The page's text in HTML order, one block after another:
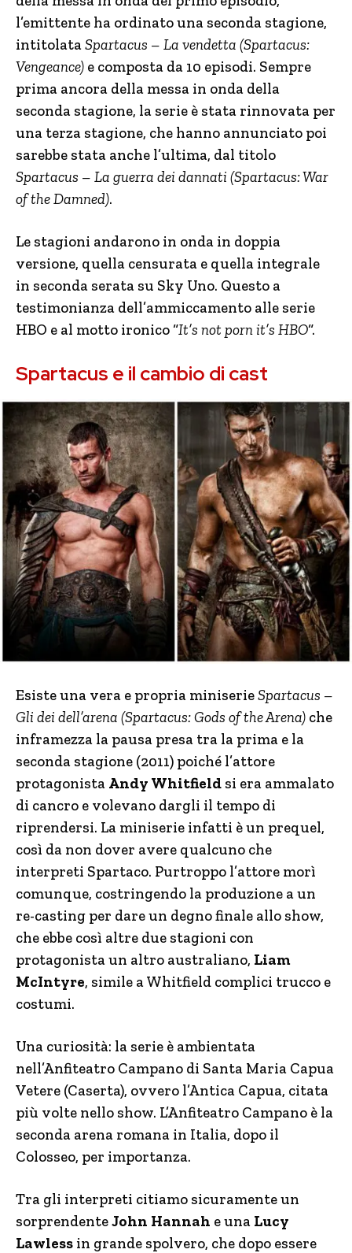
l’emittente ha ordinato una seconda stagione,
intitolataSpartacus – La vendetta (Spartacus:
Vengeance) e composta da 10 episodi. Sempre
prima ancora della messa in onda della
seconda stagione, la serie è stata rinnovata per
una terza stagione, che hanno annunciato poi
sarebbe stata anche l’ultima, dal titolo
Spartacus – La guerra dei dannati (Spartacus: War
of the Damned).
Le stagioni andarono in onda in doppia
versione, quella censurata e quella integrale
in seconda serata su Sky Uno. Questo a
testimonianza dell’ammiccamento alle serie
HBO e al motto ironico “It’s not porn it’s HBO“.
Spartacus e il cambio di cast
Esiste una vera e propria miniserieSpartacus –
Gli dei dell’arena (Spartacus: Gods of the Arena) che
inframezza la pausa presa tra la prima e la
seconda stagione (2011) poiché l’attore
protagonista Andy Whitfield si era ammalato
di cancro e volevano dargli il tempo di
riprendersi. La miniserie infatti è un prequel,
così da non dover avere qualcuno che
interpreti Spartaco. Purtroppo l’attore morì
comunque, costringendo la produzione a un
re-casting per dare un degno finale allo show,
che ebbe così altre due stagioni con
protagonista un altro australiano, Liam
McIntyre, simile a Whitfield complici trucco e
costumi.
Una curiosità: la serie è ambientata
nell’Anfiteatro Campano di Santa Maria Capua
Vetere (Caserta), ovvero l’Antica Capua, citata
più volte nello show. L’Anfiteatro Campano è la
seconda arena romana in Italia, dopo il
Colosseo, per importanza.
Tra gli interpreti citiamo sicuramente un
sorprendenteJohn Hannah e una Lucy
Lawless in grande spolvero, che dopo essere